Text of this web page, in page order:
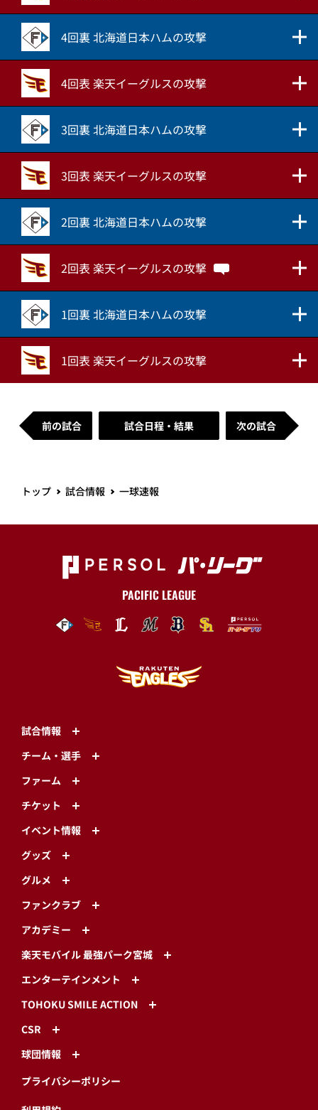
4回裏 北海道日本ハムの攻撃
4回表 楽天イーグルスの攻撃
3回裏 北海道日本ハムの攻撃
3回表 楽天イーグルスの攻撃
2回裏 北海道日本ハムの攻撃
2回表 楽天イーグルスの攻撃
1回裏 北海道日本ハムの攻撃
1回表 楽天イーグルスの攻撃
前の試合 試合日程・結果 次の試合
トップ 試合情報 一球速報
PACIFIC LEAGUE
試合情報
チーム・選手
ファーム
チケット
イベント情報
グッズ
グルメ
ファンクラブ
アカデミー
楽天モバイル 最強パーク宮城
エンターテインメント
TOHOKU SMILE ACTION
CSR
球団情報
プライバシーポリシー